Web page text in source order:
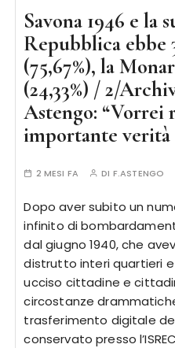
Savona 1946 e la
Repubblica ebbe
(75,67%), la
(24,33%) / 2/
Astengo: “Vorrei
importante verità
2 MESI FA DI F.ASTENGO
Dopo aver subito un
infinito di
dal giugno 1940, che
distrutto interi quartieri e
ucciso cittadine e
circostanze
trasferimento digitale
conservato presso